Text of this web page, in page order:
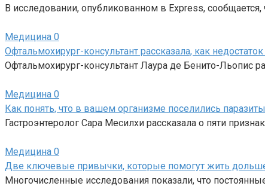
В исследовании, опубликованном в Express,
Медицина 0
Офтальмохирург-консультант рассказала, как
Офтальмохирург-консультант Лаура де Бенито-Льопис
Медицина 0
Как понять, что в вашем организме поселились
Гастроэнтеролог Сара Месилхи рассказала о пяти
Медицина 0
Две ключевые привычки, которые помогут жить
Многочисленные исследования показали, что